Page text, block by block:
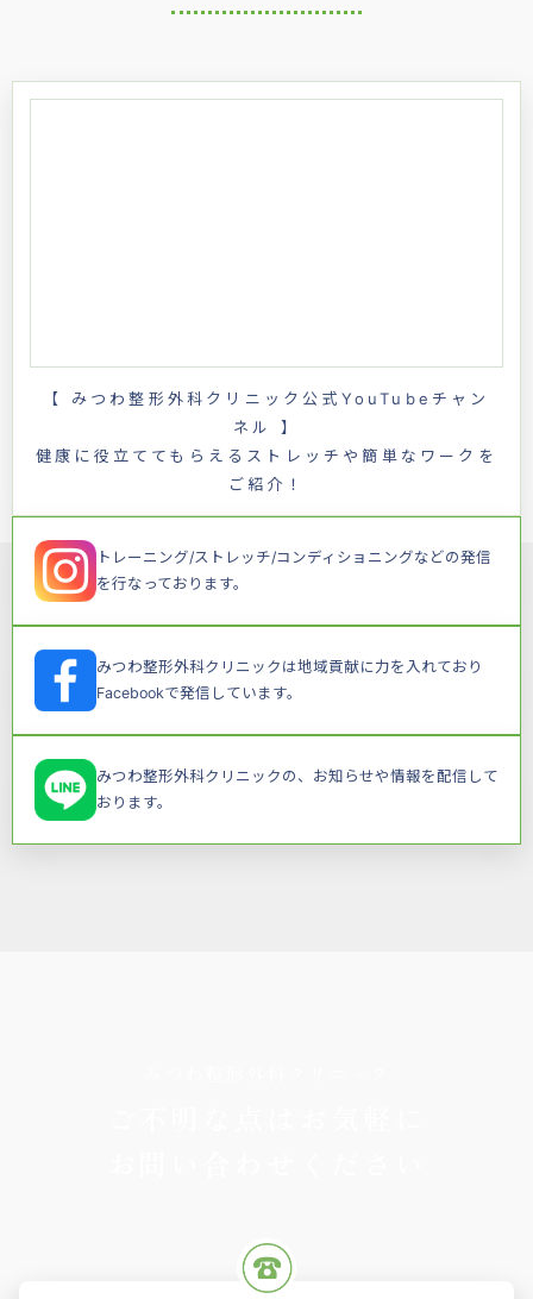
【 みつわ整形外科クリニック公式YouTubeチャン
ネル 】
健康に役立ててもらえるストレッチや簡単なワークを
ご紹介！
トレーニング/ストレッチ/コンディショニングなどの発信
を行なっております。
みつわ整形外科クリニックは地域貢献に力を入れており
Facebookで発信しています。
みつわ整形外科クリニックの、お知らせや情報を配信して
おります。